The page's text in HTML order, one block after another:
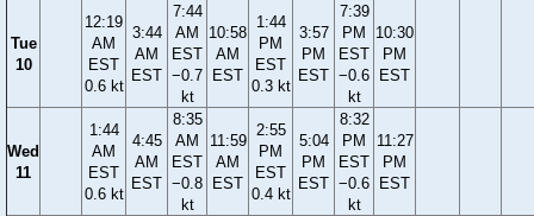
Tue
10
12:19
AM
EST
0.6 kt
3:44
AM
EST
7:44
AM
EST
−0.7
kt
10:58
AM
EST
1:44
PM
EST
0.3 kt
3:57
PM
EST
7:39
PM
EST
−0.6
kt
10:30
PM
EST
Wed
11
1:44
AM
EST
0.6 kt
4:45
AM
EST
8:35
AM
EST
−0.8
kt
11:59
AM
EST
2:55
PM
EST
0.4 kt
5:04
PM
EST
8:32
PM
EST
−0.6
kt
11:27
PM
EST